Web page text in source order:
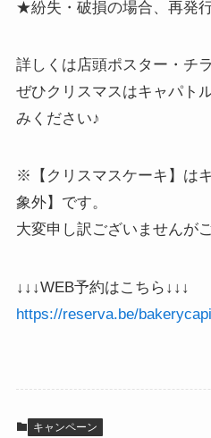
★紛失・破損の場合、再発
詳しくは店頭ポスター・チ
ぜひクリスマスはキャパト
みください♪
※【クリスマスケーキ】は
象外】です。
大変申し訳ございませんが
↓↓↓WEB予約はこちら↓↓↓
https://reserva.be/
キャンペーン